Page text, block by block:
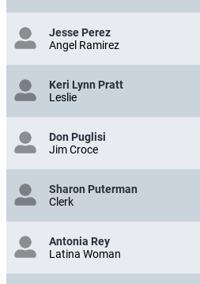
Jesse Perez
Angel Ramirez
Keri Lynn Pratt
Leslie
Don Puglisi
Jim Croce
Sharon Puterman
Clerk
Antonia Rey
Latina Woman